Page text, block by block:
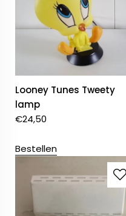
Looney Tunes Tweety
lamp
€24,50
Bestellen